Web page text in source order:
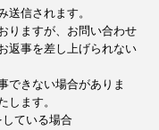
送信されます。
りますが、お問い合わせ
返事を差し上げられない
できない場合がありま
します。
ている場合